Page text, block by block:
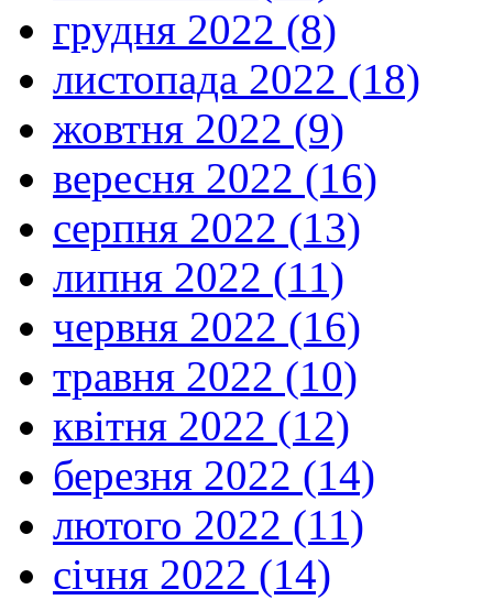
грудня 2022 (8)
листопада 2022 (18)
жовтня 2022 (9)
вересня 2022 (16)
серпня 2022 (13)
липня 2022 (11)
червня 2022 (16)
травня 2022 (10)
квітня 2022 (12)
березня 2022 (14)
лютого 2022 (11)
січня 2022 (14)